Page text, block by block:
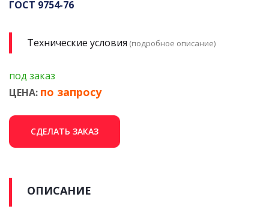
ГОСТ 9754-76
Технические условия (подробное описание)
под заказ
ЦЕНА: по запросу
СДЕЛАТЬ ЗАКАЗ
ОПИСАНИЕ